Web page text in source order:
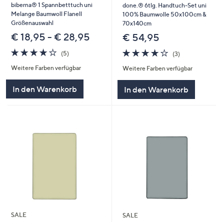
biberna® 1 Spannbetttuch uni
Melange Baumwoll Flanell
Größenauswahl
€ 18,95 - € 28,95
3.8
von
5
(5)5
Weitere Farben verfügbar
In den Warenkorb
done.® 6tlg. Handtuch-Set uni
100% Baumwolle 50x100cm &
70x140cm
€ 54,95
3.7
von
5
(3)3
Weitere Farben verfügbar
In den Warenkorb
SALE
SALE